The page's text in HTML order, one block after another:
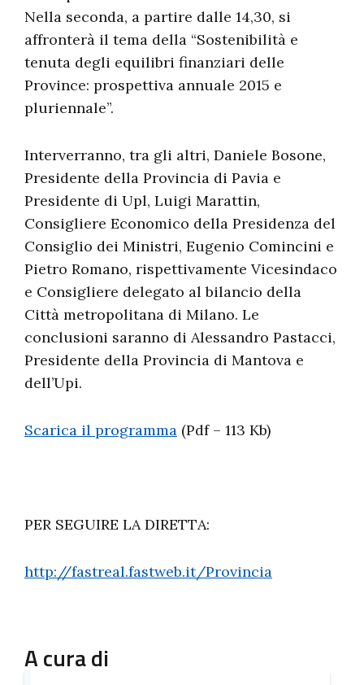
Nella seconda, a partire dalle 14,30, si
affronterà il tema della “Sostenibilità e
tenuta degli equilibri finanziari delle
Province: prospettiva annuale 2015 e
pluriennale”.
Interverranno, tra gli altri, Daniele Bosone,
Presidente della Provincia di Pavia e
Presidente di Upl, Luigi Marattin,
Consigliere Economico della Presidenza del
Consiglio dei Ministri, Eugenio Comincini e
Pietro Romano, rispettivamente Vicesindaco
e Consigliere delegato al bilancio della
Città metropolitana di Milano. Le
conclusioni saranno di Alessandro Pastacci,
Presidente della Provincia di Mantova e
dell’Upi.
Scarica il programma (Pdf – 113 Kb)
PER SEGUIRE LA DIRETTA:
http://fastreal.fastweb.it/Provincia
A cura di